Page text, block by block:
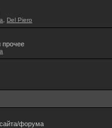
Del Piero
прочее
форума